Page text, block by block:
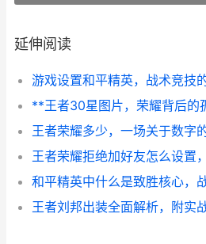
延伸阅读
**王者30星图片，荣耀背后的
王者荣耀多少，一场关于数字
王者刘邦出装全面解析，附实